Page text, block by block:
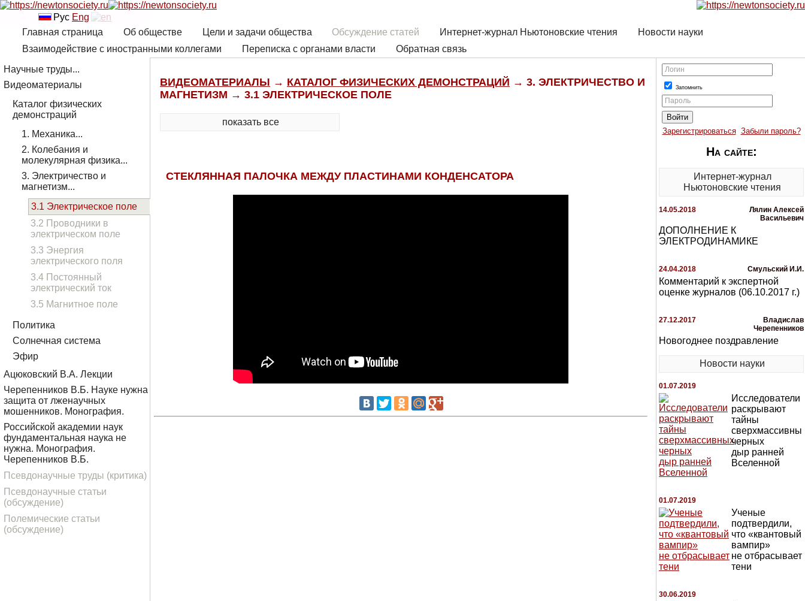
Рус Eng
Главная страница
Об обществе Цели и задачи общества Обсуждение статей Интернет-журнал Ньютоновские чтения
Новости науки
Взаимодействие с иностранными коллегами
Переписка с органами власти Обратная связь
ВИДЕОМАТЕРИАЛЫ → КАТАЛОГ ФИЗИЧЕСКИХ ДЕМОНСТРАЦИЙ → 3. ЭЛЕКТРИЧЕСТВО И
МАГНЕТИЗМ → 3.1 ЭЛЕКТРИЧЕСКОЕ ПОЛЕ
показать все
СТЕКЛЯННАЯ ПАЛОЧКА МЕЖДУ ПЛАСТИНАМИ КОНДЕНСАТОРА
Научные труды...
Видеоматериалы
Каталог физических
демонстраций
1. Механика...
2. Колебания и
молекулярная физика...
3. Электричество и
магнетизм...
3.1 Электрическое поле
3.2 Проводники в
электрическом поле
3.3 Энергия
электрического поля
3.4 Постоянный
электрический ток
3.5 Магнитное поле
Политика
Солнечная система
Эфир
Ацюковский В.А. Лекции
Черепенников В.Б. Науке нужна
защита от лженаучных
мошенников. Монография.
Российской академии наук
фундаментальная наука не
нужна. Монография.
Черепенников В.Б.
Псевдонаучные труды (критика)
Псевдонаучные статьи
(обсуждение)
Полемические статьи
(обсуждение)
Логин
Запомнить
Пароль
Зарегистрироваться Забыли пароль?
На сайте:
Интернет-журнал
Ньютоновские чтения
14.05.2018
Лялин Алексей
Васильевич
ДОПОЛНЕНИЕ К
ЭЛЕКТРОДИНАМИКЕ
24.04.2018 Смульский И.И.
Комментарий к экспертной
оценке журналов (06.10.2017 г.)
27.12.2017
Владислав
Черепенников
Новогоднее поздравление
Новости науки
01.07.2019
Исследователи
раскрывают
тайны
черных
дыр ранней
Вселенной
01.07.2019
Ученые
подтвердили,
что «квантовый
вампир»
не отбрасывает
тени
30.06.2019